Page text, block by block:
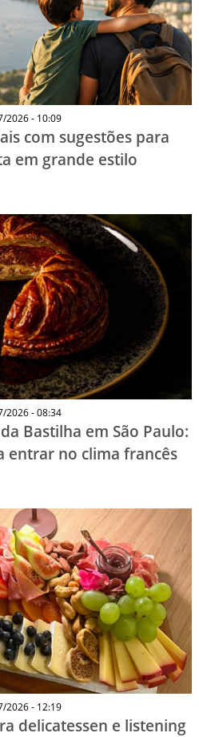
2026 - 10:09
com sugestões para
em grande estilo
2026 - 08:34
Bastilha em São Paulo:
entrar no clima francês
2026 - 12:19
delicatessen e listening